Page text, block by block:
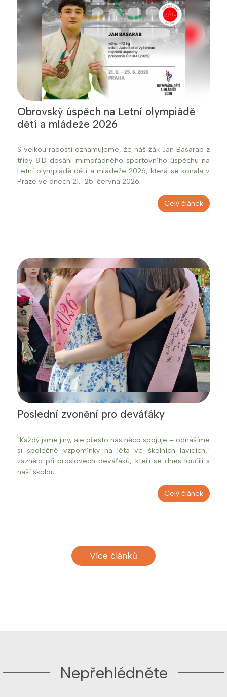
Obrovský úspěch na Letní olympiádě
dětí a mládeže 2026
S velkou radostí oznamujeme, že náš žák Jan Basarab z
třídy 8.D dosáhl mimořádného sportovního úspěchu na
Letní olympiádě dětí a mládeže 2026, která se konala v
Praze ve dnech 21.–25. června 2026.
Celý článek
Poslední zvonění pro deváťáky
"Každý jsme jiný, ale přesto nás něco spojuje – odnášíme
si společné vzpomínky na léta ve školních lavicích,"
zaznělo při proslovech deváťáků, kteří se dnes loučili s
naší školou.
Celý článek
Více článků
Nepřehlédněte